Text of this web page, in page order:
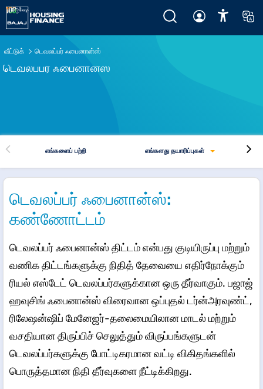
வீட்டுக் டெவலப்பர் ஃபைனான்ஸ்
டெவலப்பர் ஃபைனான்ஸ்
எங்களைப் பற்றி எங்களது தயாரிப்புகள்
டெவலப்பர் ஃபைனான்ஸ்:
கண்ணோட்டம்
டெவலப்பர் ஃபைனான்ஸ் திட்டம் என்பது குடியிருப்பு மற்றும்
வணிக திட்டங்களுக்கு நிதித் தேவையை எதிர்நோக்கும்
ரியல் எஸ்டேட் டெவலப்பர்களுக்கான ஒரு தீர்வாகும். பஜாஜ்
ஹவுசிங் ஃபைனான்ஸ் விரைவான ஒப்புதல் டர்ன்அரவுண்ட்,
ரிலேஷன்ஷிப் மேனேஜர்-தலைமையிலான மாடல் மற்றும்
வசதியான திருப்பிச் செலுத்தும் விருப்பங்களுடன்
டெவலப்பர்களுக்கு போட்டிகரமான வட்டி விகிதங்களில்
பொருத்தமான நிதி தீர்வுகளை நீட்டிக்கிறது.